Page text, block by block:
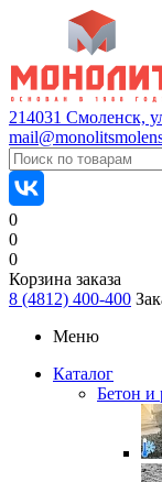
214031 Смоленск,
0
0
0
Корзина заказа
8 (4812) 400-400
Меню
Каталог
Бетон и